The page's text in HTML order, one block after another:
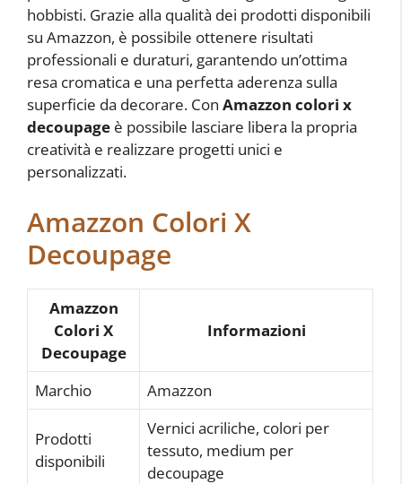
hobbisti. Grazie alla qualità dei prodotti disponibili
su Amazzon, è possibile ottenere risultati
professionali e duraturi, garantendo un’ottima
resa cromatica e una perfetta aderenza sulla
superficie da decorare. Con Amazzon colori x
decoupage è possibile lasciare libera la propria
creatività e realizzare progetti unici e
personalizzati.
Amazzon Colori X
Decoupage
Amazzon
Colori X
Decoupage
Informazioni
Marchio Amazzon
Prodotti
disponibili
Vernici acriliche, colori per
tessuto, medium per
decoupage